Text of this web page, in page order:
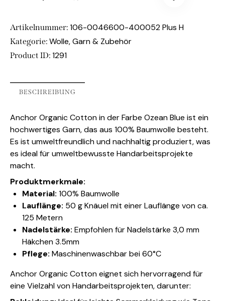
Artikelnummer: 106-0046600-400052 Plus H
Kategorie: Wolle, Garn & Zubehör
Product ID: 1291
BESCHREIBUNG
Anchor Organic Cotton in der Farbe Ozean Blue ist ein
hochwertiges Garn, das aus 100% Baumwolle besteht.
Es ist umweltfreundlich und nachhaltig produziert, was
es ideal für umweltbewusste Handarbeitsprojekte
macht.
Produktmerkmale:
Material: 100% Baumwolle
Lauflänge: 50 g Knäuel mit einer Lauflänge von ca.
125 Metern
Nadelstärke: Empfohlen für Nadelstärke 3,0 mm
Häkchen 3.5mm
Pflege: Maschinenwaschbar bei 60°C
Anchor Organic Cotton eignet sich hervorragend für
eine Vielzahl von Handarbeitsprojekten, darunter: